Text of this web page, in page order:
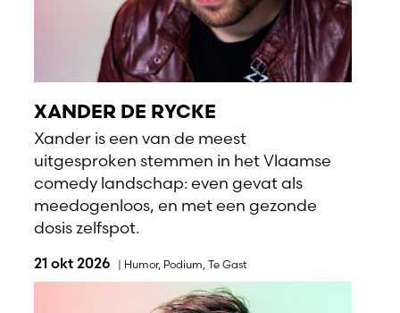
XANDER DE RYCKE
Xander is een van de meest
uitgesproken stemmen in het Vlaamse
comedy landschap: even gevat als
meedogenloos, en met een gezonde
dosis zelfspot.
21 okt 2026 | Humor, Podium, Te Gast